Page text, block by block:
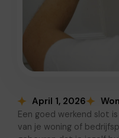
April 1, 2026
Een goed werkend slot
van je woning of